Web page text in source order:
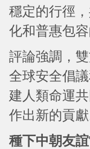
穩定的行徑
化和普惠包容
評論強調，
全球安全倡
建人類命運
作出新的貢獻
種下中朝友